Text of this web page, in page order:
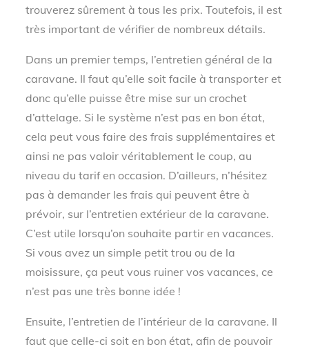
trouverez sûrement à tous les prix. Toutefois, il est
très important de vérifier de nombreux détails.
Dans un premier temps, l’entretien général de la
caravane. Il faut qu’elle soit facile à transporter et
donc qu’elle puisse être mise sur un crochet
d’attelage. Si le système n’est pas en bon état,
cela peut vous faire des frais supplémentaires et
ainsi ne pas valoir véritablement le coup, au
niveau du tarif en occasion. D’ailleurs, n’hésitez
pas à demander les frais qui peuvent être à
prévoir, sur l’entretien extérieur de la caravane.
C’est utile lorsqu’on souhaite partir en vacances.
Si vous avez un simple petit trou ou de la
moisissure, ça peut vous ruiner vos vacances, ce
n’est pas une très bonne idée !
Ensuite, l’entretien de l’intérieur de la caravane. Il
faut que celle-ci soit en bon état, afin de pouvoir